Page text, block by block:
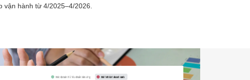
vận hành từ 4/2025–4/2026.